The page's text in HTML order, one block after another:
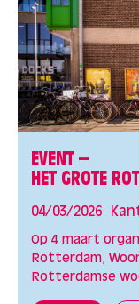
EVENT –
HET GROTE
04/03/2026
Op 4 maart
Rotterdam,
Rotterdamse